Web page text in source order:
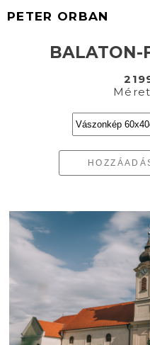
PETER ORBAN
BALATON-